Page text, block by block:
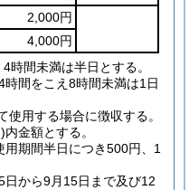
2,000円
4,000円
間未満は半日とする。
間をこえ8時間未満は1日
用する場合に徴収する。
金額とする。
期間半日につき500円、1
から9月15日まで及び12